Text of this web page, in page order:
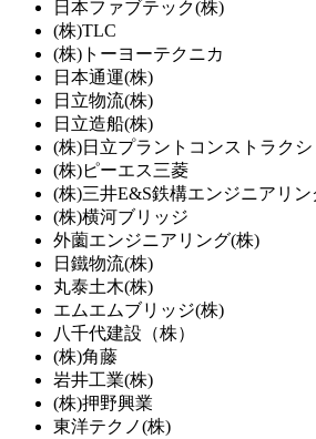
日本ファブテック(株)
(株)TLC
(株)トーヨーテクニカ
日本通運(株)
日立物流(株)
日立造船(株)
(株)日立プラントコンストラクシ
(株)ピーエス三菱
(株)三井E&S鉄構エンジニアリン
(株)横河ブリッジ
外薗エンジニアリング(株)
日鐵物流(株)
丸泰土木(株)
エムエムブリッジ(株)
八千代建設（株）
(株)角藤
岩井工業(株)
(株)押野興業
東洋テクノ(株)